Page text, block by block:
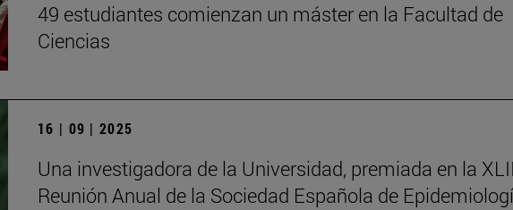
49 estudiantes comienzan un máster en la Facultad de
Ciencias
16 | 09 | 2025
Una investigadora de la Universidad, premiada en la
Reunión Anual de la Sociedad Española de